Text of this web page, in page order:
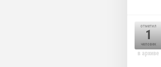
отметил
1
человек
в архиве